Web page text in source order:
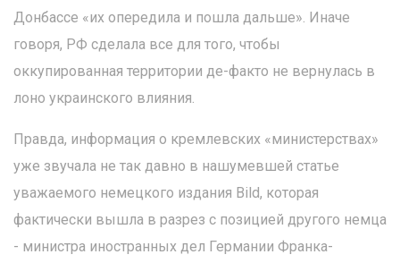
Донбассе «их опередила и пошла дальше». Иначе
говоря, РФ сделала все для того, чтобы
оккупированная территории де-факто не вернулась в
лоно украинского влияния.
Правда, информация о кремлевских «министерствах»
уже звучала не так давно в нашумевшей статье
уважаемого немецкого издания Bild, которая
фактически вышла в разрез с позицией другого немца
- министра иностранных дел Германии Франка-